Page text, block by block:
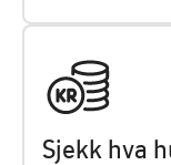
Sjekk hva